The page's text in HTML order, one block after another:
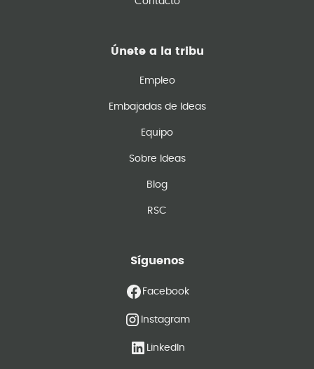
Únete a la tribu
Empleo
Embajadas de Ideas
Equipo
Sobre Ideas
Blog
RSC
Síguenos
Facebook
Instagram
LinkedIn